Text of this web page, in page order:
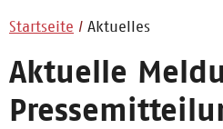
Startseite Aktuelles
Aktuelle